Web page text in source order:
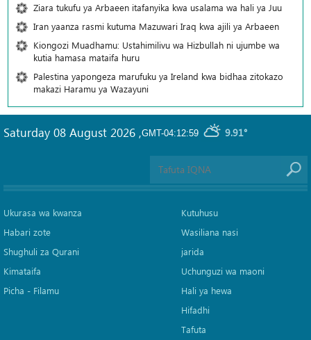
Ziara tukufu ya Arbaeen itafanyika kwa usalama wa hali ya Juu
Iran yaanza rasmi kutuma Mazuwari Iraq kwa ajili ya Arbaeen
Kiongozi Muadhamu: Ustahimilivu wa Hizbullah ni ujumbe wa
kutia hamasa mataifa huru
Palestina yapongeza marufuku ya Ireland kwa bidhaa zitokazo
makazi Haramu ya Wazayuni
GMT-04:12:59 9.91°
Saturday 08 August 2026 ,
Ukurasa wa kwanza
Habari zote
Shughuli za Qurani
Kimataifa
Picha‎ - Filamu‎
Kutuhusu
Wasiliana nasi
jarida
Uchunguzi wa maoni
Hali ya hewa
Hifadhi
Tafuta